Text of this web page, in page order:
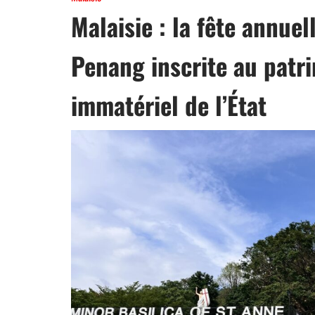
Malaisie : la fête
Penang inscrite au
immatériel de l’État